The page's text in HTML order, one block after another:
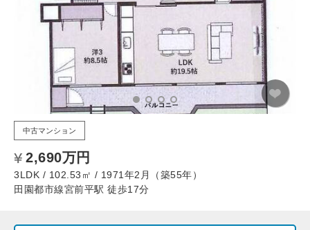
中古マンション
2,690万円
3LDK / 102.53㎡ / 1971年2月（築55年）
田園都市線宮前平駅 徒歩17分